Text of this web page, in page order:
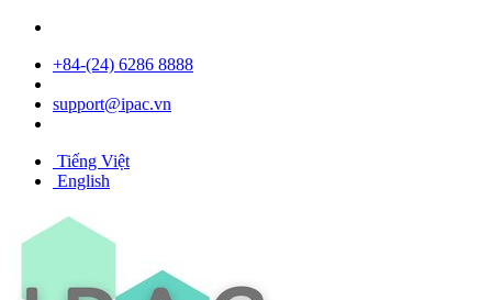
+84- (24) 6286 8888
support@ipac.vn
Tiếng Việt
English